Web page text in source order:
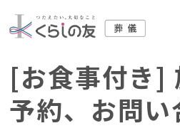
[お食事付き]
予約、お問い